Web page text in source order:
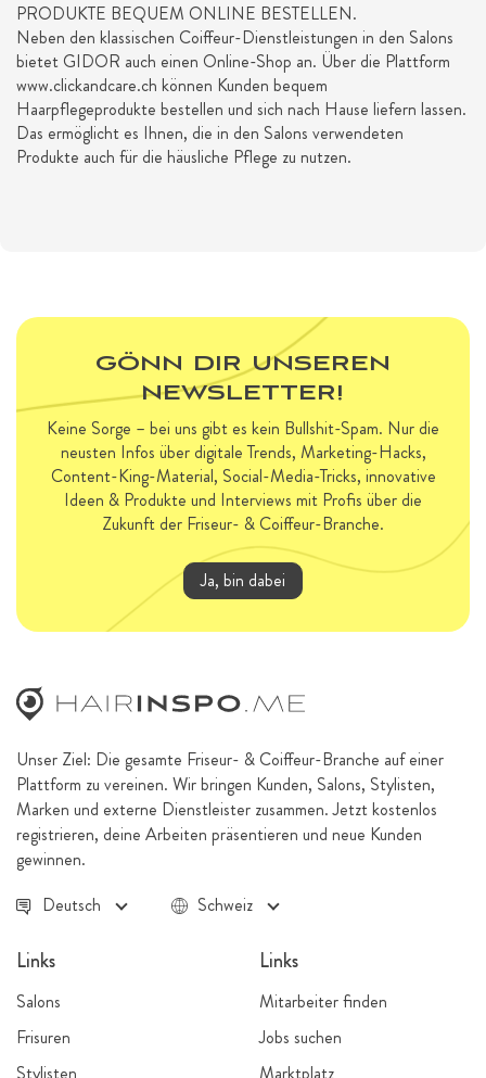
PRODUKTE BEQUEM ONLINE BESTELLEN.
Neben den klassischen Coiffeur-Dienstleistungen in den Salons
bietet GIDOR auch einen Online-Shop an. Über die Plattform
www.clickandcare.ch können Kunden bequem
Haarpflegeprodukte bestellen und sich nach Hause liefern lassen.
Das ermöglicht es Ihnen, die in den Salons verwendeten
Produkte auch für die häusliche Pflege zu nutzen.
GÖNN DIR UNSEREN
NEWSLETTER!
Keine Sorge – bei uns gibt es kein Bullshit-Spam. Nur die
neusten Infos über digitale Trends, Marketing-Hacks,
Content-King-Material, Social-Media-Tricks, innovative
Ideen & Produkte und Interviews mit Profis über die
Zukunft der Friseur- & Coiffeur-Branche.
Ja, bin dabei
Unser Ziel: Die gesamte Friseur- & Coiffeur-Branche auf einer
Plattform zu vereinen. Wir bringen Kunden, Salons, Stylisten,
Marken und externe Dienstleister zusammen. Jetzt kostenlos
registrieren, deine Arbeiten präsentieren und neue Kunden
gewinnen.
Deutsch
Schweiz
Links
Salons
Frisuren
Links
Mitarbeiter finden
Jobs suchen